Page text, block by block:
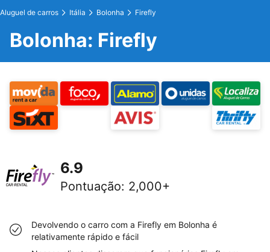
Aluguel de carros Itália Bolonha Firefly
Bolonha: Firefly
6.9
Pontuação: 2,000+
Devolvendo o carro com a Firefly em Bolonha é
relativamente rápido e fácil